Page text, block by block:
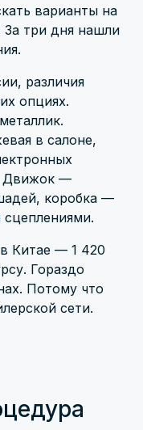
варианты на
За три дня нашли
различия
опциях.
в салоне,
Движок —
коробка —
Китае — 1 420
Гораздо
Потому что
сети.